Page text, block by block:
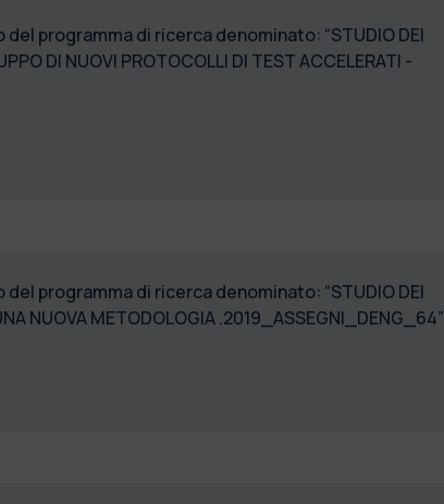
programma di ricerca denominato: “STUDIO DEI
DI NUOVI PROTOCOLLI DI TEST ACCELERATI -
programma di ricerca denominato: “STUDIO DEI
NUOVA METODOLOGIA .2019_ASSEGNI_DENG_64”